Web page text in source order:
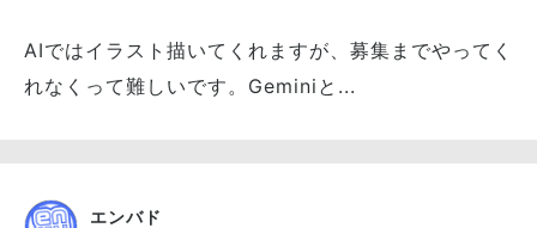
AIではイラスト描いてくれますが、募集までやってく
れなくって難しいです。Geminiと...
エンバド